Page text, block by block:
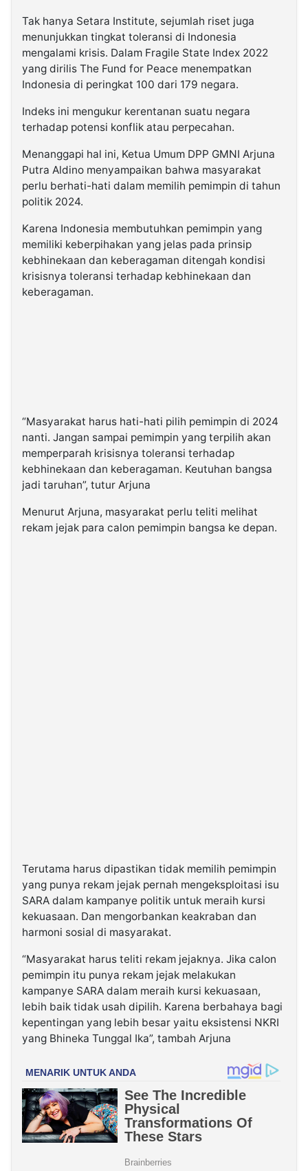
Tak hanya Setara Institute, sejumlah riset juga
menunjukkan tingkat toleransi di Indonesia
mengalami krisis. Dalam Fragile State Index 2022
yang dirilis The Fund for Peace menempatkan
Indonesia di peringkat 100 dari 179 negara.
Indeks ini mengukur kerentanan suatu negara
terhadap potensi konflik atau perpecahan.
Menanggapi hal ini, Ketua Umum DPP GMNI Arjuna
Putra Aldino menyampaikan bahwa masyarakat
perlu berhati-hati dalam memilih pemimpin di tahun
politik 2024.
Karena Indonesia membutuhkan pemimpin yang
memiliki keberpihakan yang jelas pada prinsip
kebhinekaan dan keberagaman ditengah kondisi
krisisnya toleransi terhadap kebhinekaan dan
keberagaman.
“Masyarakat harus hati-hati pilih pemimpin di 2024
nanti. Jangan sampai pemimpin yang terpilih akan
memperparah krisisnya toleransi terhadap
kebhinekaan dan keberagaman. Keutuhan bangsa
jadi taruhan”, tutur Arjuna
Menurut Arjuna, masyarakat perlu teliti melihat
rekam jejak para calon pemimpin bangsa ke depan.
Terutama harus dipastikan tidak memilih pemimpin
yang punya rekam jejak pernah mengeksploitasi isu
SARA dalam kampanye politik untuk meraih kursi
kekuasaan. Dan mengorbankan keakraban dan
harmoni sosial di masyarakat.
“Masyarakat harus teliti rekam jejaknya. Jika calon
pemimpin itu punya rekam jejak melakukan
kampanye SARA dalam meraih kursi kekuasaan,
lebih baik tidak usah dipilih. Karena berbahaya bagi
kepentingan yang lebih besar yaitu eksistensi NKRI
yang Bhineka Tunggal Ika”, tambah Arjuna